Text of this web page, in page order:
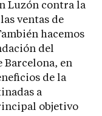
Luzón contra la
ventas de
hacemos
del
Barcelona, en
de la
a
objetivo